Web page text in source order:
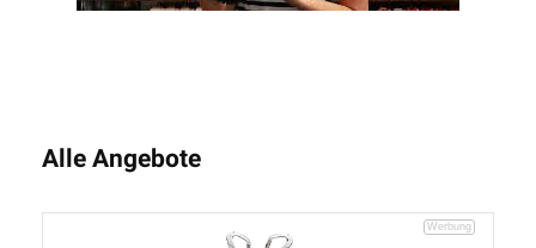
Alle Angebote